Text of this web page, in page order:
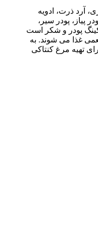
آرد ذرت، ادویه
پیاز، پودر سیر،
پودر و شکر است
غذا می شوند. به
تهیه مرغ کنتاکی